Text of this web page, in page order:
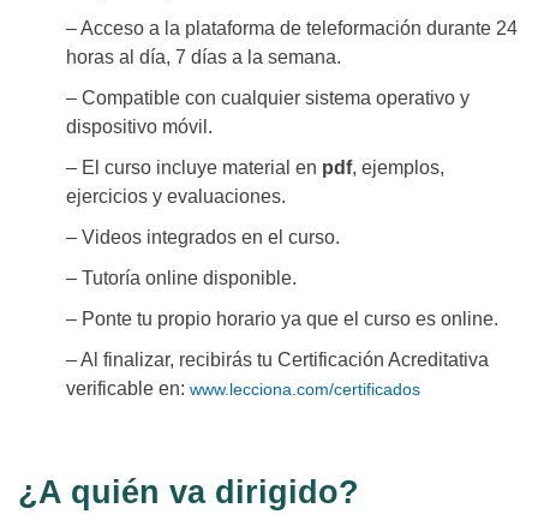
– Acceso a la plataforma de teleformación durante 24
horas al día, 7 días a la semana.
– Compatible con cualquier sistema operativo y
dispositivo móvil.
– El curso incluye material en pdf, ejemplos,
ejercicios y evaluaciones.
– Videos integrados en el curso.
– Tutoría online disponible.
– Ponte tu propio horario ya que el curso es online.
– Al finalizar, recibirás tu Certificación Acreditativa
verificable en: www.lecciona.com/certificados
¿A quién va dirigido?